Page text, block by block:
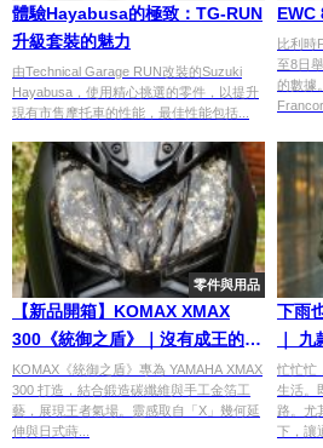
體驗Hayabusa的極致：TG-RUN
升級套裝的魅力
由Technical Garage RUN改裝的Suzuki
Hayabusa，使用精心挑選的零件，以提升
現有市售摩托車的性能，最佳性能包括...
EWC
比利時
至8日
的數據
零件與用品
【新品開箱】KOMAX XMAX
300《統御之盾》｜沒有成王的
命，也要有王者的「韻」！
KOMAX《統御之盾》專為 YAMAHA XMAX
300 打造，結合鍛造碳纖維與手工金箔工
藝，展現王者氣場。靈感取自「X」幾何延
伸與日式蒔...
下雨
｜
熱門
忙忙忙
生活。
路。尤
下，讓